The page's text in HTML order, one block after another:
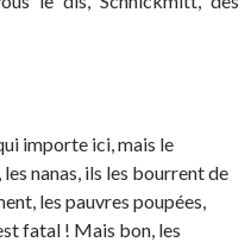
importe ici, mais le
nanas, ils les bourrent de
les pauvres poupées,
fatal ! Mais bon, les